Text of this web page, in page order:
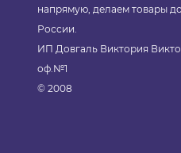
напрямую, делаем товары
России.
ИП Довгаль Виктория
оф.№1
© 2008